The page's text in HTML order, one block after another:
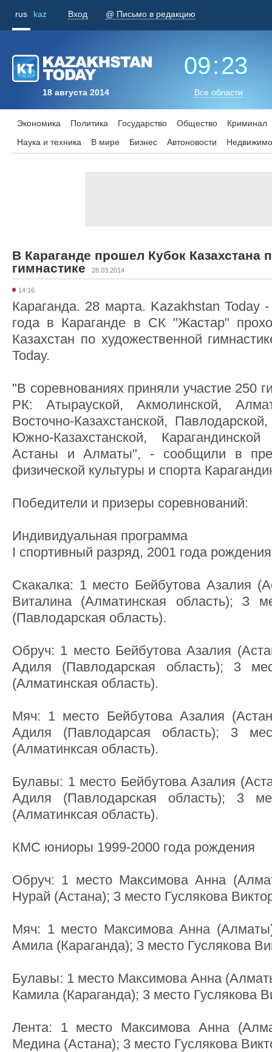
rus kaz Вход @ Письмо в редакцию
18 августа 2014
09:23
Все области
Экономика Политика Государство Общество
Криминал
Наука и техника
В мире Бизнес Aвтоновости
В Караганде прошел Кубок Казахстана
гимнастике
28.03.2014
14:16
Караганда. 28 марта. Kazakhstan
года в Караганде в СК "Жастар"
Казахстан по художественной
Today.
"В соревнованиях приняли участие 250
РК: Атырауской, Акмолинской,
Восточно-Казахстанской,
Южно-Казахстанской,
Астаны и Алматы", - сообщили в
физической культуры и спорта
Победители и призеры соревнований:
Индивидуальная программа
I спортивный разряд, 2001 года
Скакалка: 1 место Бейбутова Азалия
Виталина (Алматинская область); 3
(Павлодарская область).
Обруч: 1 место Бейбутова Азалия
Адиля (Павлодарская область); 3
(Алматинская область).
Мяч: 1 место Бейбутова Азалия
Адиля (Павлодарсая область); 3
(Алматинксая область).
Булавы: 1 место Бейбутова Азалия
Адиля (Павлодарская область); 3
(Алматинксая область).
КМС юниоры 1999-2000 года рождения
Обруч: 1 место Максимова Анна
Нурай (Астана); 3 место Гуслякова
Мяч: 1 место Максимова Анна
Амила (Караганда); 3 место Гуслякова
Булавы: 1 место Максимова Анна
Камила (Караганда); 3 место Гуслякова
Лента: 1 место Максимова Анна
Медина (Астана); 3 место Гуслякова